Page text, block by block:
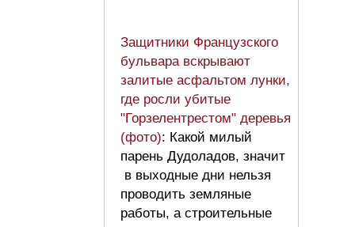
Защитники Французского
бульвара вскрывают
залитые асфальтом лунки,
где росли убитые
"Горзелентрестом" деревья
(фото): Какой милый
парень Дудоладов, значит
в выходные дни нельзя
проводить земляные
работы, а строительные